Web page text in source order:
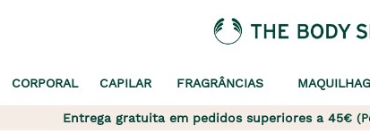
CORPORAL CAPILAR FRAGRÂNCIAS
Entrega gratuita em pedidos superiores a 45€